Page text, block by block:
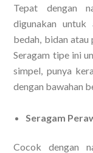
Tepat dengan
digunakan
bedah, bidan
Seragam tipe ini
simpel, punya
dengan bawahan
Seragam
Cocok dengan